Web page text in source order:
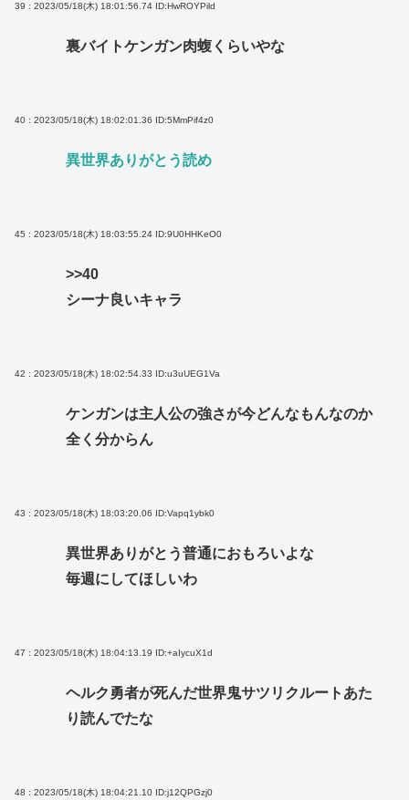
39 : 2023/05/18(木) 18:01:56.74 ID:HwROYPild
裏バイトケンガン肉蝮くらいやな
40 : 2023/05/18(木) 18:02:01.36 ID:5MmPif4z0
異世界ありがとう読め
45 : 2023/05/18(木) 18:03:55.24 ID:9U0HHKeO0
>>40
シーナ良いキャラ
42 : 2023/05/18(木) 18:02:54.33 ID:u3uUEG1Va
ケンガンは主人公の強さが今どんなもんなのか
全く分からん
43 : 2023/05/18(木) 18:03:20.06 ID:Vapq1ybk0
異世界ありがとう普通におもろいよな
毎週にしてほしいわ
47 : 2023/05/18(木) 18:04:13.19 ID:+aIycuX1d
ヘルク勇者が死んだ世界鬼サツリクルートあた
り読んでたな
48 : 2023/05/18(木) 18:04:21.10 ID:j12QPGzj0